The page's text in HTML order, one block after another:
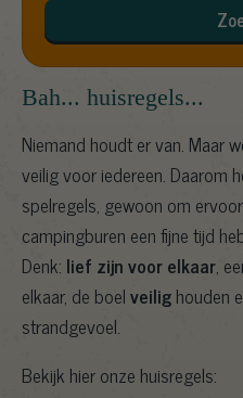
Bah... huisregels...
Niemand houdt er van. Maar
veilig voor iedereen. Daarom
spelregels, gewoon om
campingburen een fijne tijd
Denk: lief zijn voor elkaar,
elkaar, de boelveilighouden
strandgevoel.
Bekijk hier onze huisregels: